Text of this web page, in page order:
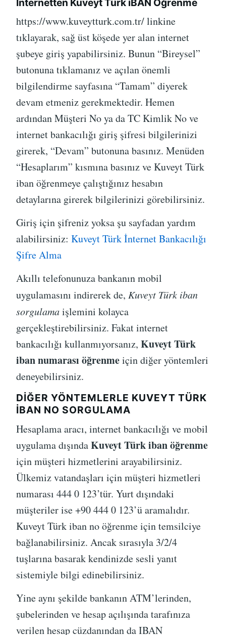
https://www.kuveytturk.com.tr/ linkine
tıklayarak, sağ üst köşede yer alan internet
şubeye giriş yapabilirsiniz. Bunun “Bireysel”
butonuna tıklamanız ve açılan önemli
bilgilendirme sayfasına “Tamam” diyerek
devam etmeniz gerekmektedir. Hemen
ardından Müşteri No ya da TC Kimlik No ve
internet bankacılığı giriş şifresi bilgilerinizi
girerek, “Devam” butonuna basınız. Menüden
“Hesaplarım” kısmına basınız ve Kuveyt Türk
iban öğrenmeye çalıştığınız hesabın
detaylarına girerek bilgilerinizi görebilirsiniz.
Giriş için şifreniz yoksa şu sayfadan yardım
alabilirsiniz: Kuveyt Türk İnternet Bankacılığı
Şifre Alma
Akıllı telefonunuza bankanın mobil
uygulamasını indirerek de, Kuveyt Türk iban
sorgulamaişlemini kolayca
gerçekleştirebilirsiniz. Fakat internet
bankacılığı kullanmıyorsanız, Kuveyt Türk
iban numarası öğrenmeiçin diğer yöntemleri
deneyebilirsiniz.
DIĞER YÖNTEMLERLE KUVEYT TÜRK
IBAN NO SORGULAMA
Hesaplama aracı, internet bankacılığı ve mobil
uygulama dışındaKuveyt Türk iban öğrenme
için müşteri hizmetlerini arayabilirsiniz.
Ülkemiz vatandaşları için müşteri hizmetleri
numarası 444 0 123’tür. Yurt dışındaki
müşteriler ise +90 444 0 123’ü aramalıdır.
Kuveyt Türk iban no öğrenme için temsilciye
bağlanabilirsiniz. Ancak sırasıyla 3/2/4
tuşlarına basarak kendinizde sesli yanıt
sistemiyle bilgi edinebilirsiniz.
Yine aynı şekilde bankanın ATM’lerinden,
şubelerinden ve hesap açılışında tarafınıza
verilen hesap cüzdanından da IBAN